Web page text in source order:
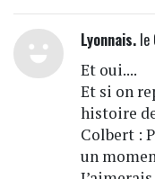
Lyonnais.le
Et oui....
Et si on
histoire
Colbert :
un